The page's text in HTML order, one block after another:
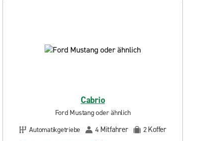
Cabrio
Ford Mustang oder ähnlich
Automatikgetriebe
4 Mitfahrer 2Koffer